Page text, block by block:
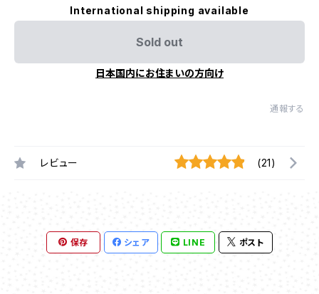
International shipping available
Sold out
日本国内にお住まいの方向け
通報する
レビュー (21)
保存 シェア LINE ポスト